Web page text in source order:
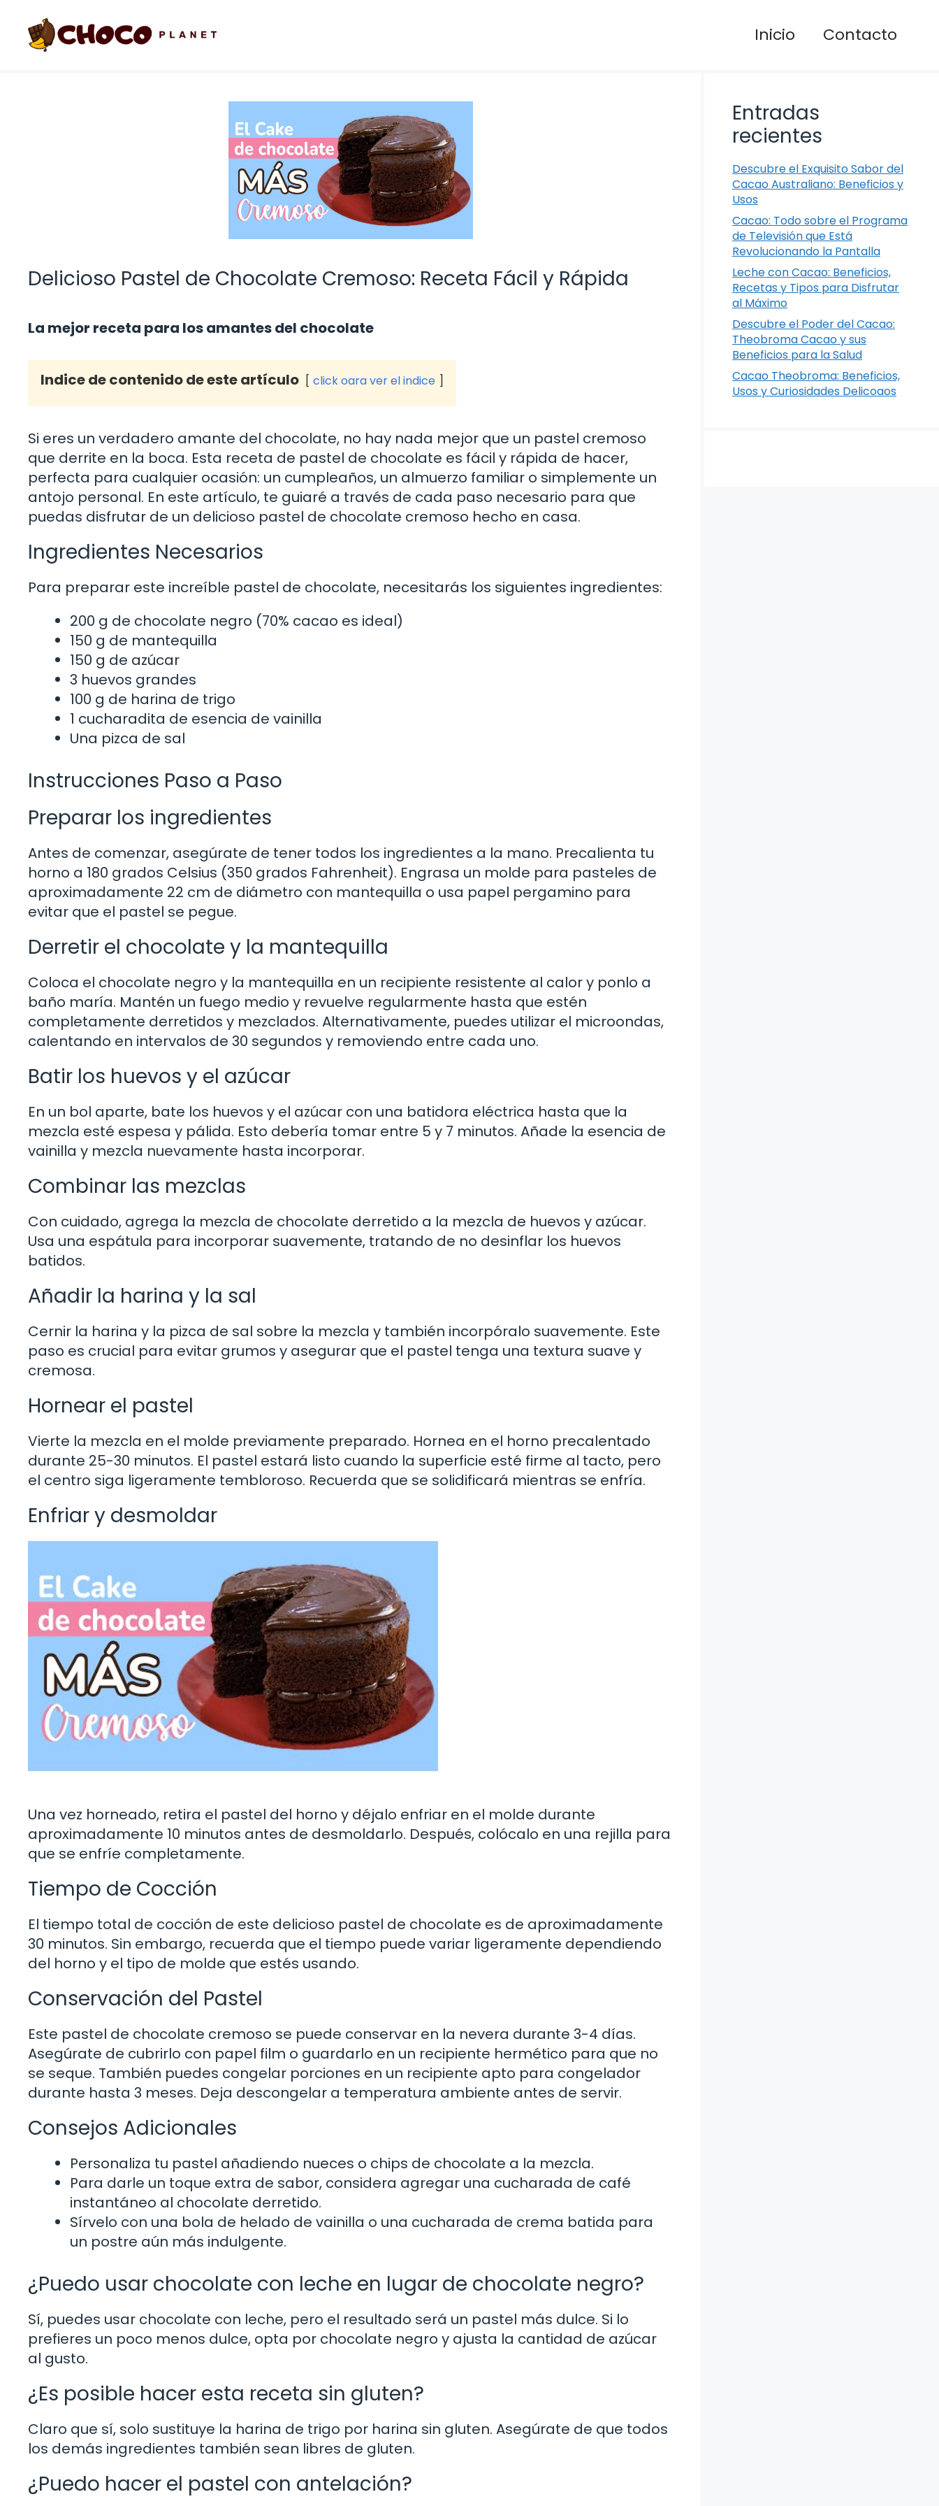
contenido
Inicio Contacto
Delicioso Pastel de Chocolate Cremoso: Receta Fácil y Rápida
La mejor receta para los amantes del chocolate
Indice de contenido de este artículo click oara ver el indice
Si eres un verdadero amante del chocolate, no hay nada mejor que un pastel cremoso
que derrite en la boca. Esta receta de pastel de chocolate es fácil y rápida de hacer,
perfecta para cualquier ocasión: un cumpleaños, un almuerzo familiar o simplemente un
antojo personal. En este artículo, te guiaré a través de cada paso necesario para que
puedas disfrutar de un delicioso pastel de chocolate cremoso hecho en casa.
Ingredientes Necesarios
Para preparar este increíble pastel de chocolate, necesitarás los siguientes ingredientes:
200 g de chocolate negro (70% cacao es ideal)
150 g de mantequilla
150 g de azúcar
3 huevos grandes
100 g de harina de trigo
1 cucharadita de esencia de vainilla
Una pizca de sal
Instrucciones Paso a Paso
Preparar los ingredientes
Antes de comenzar, asegúrate de tener todos los ingredientes a la mano. Precalienta tu
horno a 180 grados Celsius (350 grados Fahrenheit). Engrasa un molde para pasteles de
aproximadamente 22 cm de diámetro con mantequilla o usa papel pergamino para
evitar que el pastel se pegue.
Derretir el chocolate y la mantequilla
Coloca el chocolate negro y la mantequilla en un recipiente resistente al calor y ponlo a
baño maría. Mantén un fuego medio y revuelve regularmente hasta que estén
completamente derretidos y mezclados. Alternativamente, puedes utilizar el microondas,
calentando en intervalos de 30 segundos y removiendo entre cada uno.
Batir los huevos y el azúcar
En un bol aparte, bate los huevos y el azúcar con una batidora eléctrica hasta que la
mezcla esté espesa y pálida. Esto debería tomar entre 5 y 7 minutos. Añade la esencia de
vainilla y mezcla nuevamente hasta incorporar.
Combinar las mezclas
Con cuidado, agrega la mezcla de chocolate derretido a la mezcla de huevos y azúcar.
Usa una espátula para incorporar suavemente, tratando de no desinflar los huevos
batidos.
Añadir la harina y la sal
Cernir la harina y la pizca de sal sobre la mezcla y también incorpóralo suavemente. Este
paso es crucial para evitar grumos y asegurar que el pastel tenga una textura suave y
cremosa.
Hornear el pastel
Vierte la mezcla en el molde previamente preparado. Hornea en el horno precalentado
durante 25-30 minutos. El pastel estará listo cuando la superficie esté firme al tacto, pero
el centro siga ligeramente tembloroso. Recuerda que se solidificará mientras se enfría.
Enfriar y desmoldar
Una vez horneado, retira el pastel del horno y déjalo enfriar en el molde durante
aproximadamente 10 minutos antes de desmoldarlo. Después, colócalo en una rejilla para
que se enfríe completamente.
Tiempo de Cocción
El tiempo total de cocción de este delicioso pastel de chocolate es de aproximadamente
30 minutos. Sin embargo, recuerda que el tiempo puede variar ligeramente dependiendo
del horno y el tipo de molde que estés usando.
Conservación del Pastel
Este pastel de chocolate cremoso se puede conservar en la nevera durante 3-4 días.
Asegúrate de cubrirlo con papel film o guardarlo en un recipiente hermético para que no
se seque. También puedes congelar porciones en un recipiente apto para congelador
durante hasta 3 meses. Deja descongelar a temperatura ambiente antes de servir.
Consejos Adicionales
Personaliza tu pastel añadiendo nueces o chips de chocolate a la mezcla.
Para darle un toque extra de sabor, considera agregar una cucharada de café
instantáneo al chocolate derretido.
Sírvelo con una bola de helado de vainilla o una cucharada de crema batida para
un postre aún más indulgente.
¿Puedo usar chocolate con leche en lugar de chocolate negro?
Sí, puedes usar chocolate con leche, pero el resultado será un pastel más dulce. Si lo
prefieres un poco menos dulce, opta por chocolate negro y ajusta la cantidad de azúcar
al gusto.
¿Es posible hacer esta receta sin gluten?
Claro que sí, solo sustituye la harina de trigo por harina sin gluten. Asegúrate de que todos
los demás ingredientes también sean libres de gluten.
¿Puedo hacer el pastel con antelación?
Entradas
recientes
Descubre el Exquisito Sabor del
Cacao Australiano: Beneficios y
Usos
Cacao: Todo sobre el Programa
de Televisión que Está
Revolucionando la Pantalla
Leche con Cacao: Beneficios,
Recetas y Tipos para Disfrutar
al Máximo
Descubre el Poder del Cacao:
Theobroma Cacao y sus
Beneficios para la Salud
Cacao Theobroma: Beneficios,
Usos y Curiosidades Delicoaos